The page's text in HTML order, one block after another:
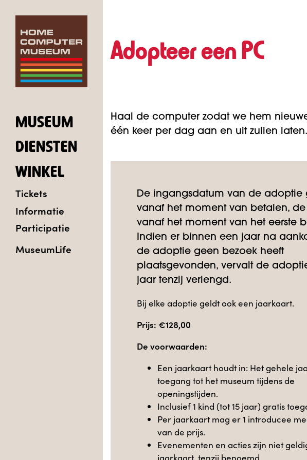
MUSEUM
DIENSTEN
WINKEL
Tickets
Informatie
Participatie
MuseumLife
Adopteer een PC
Haal de computer zodat we hem
één keer per dag aan en uit zullen laten.
De ingangsdatum van de adoptie
vanaf het moment van betalen,
vanaf het moment van het eerste
Indien er binnen een jaar na
de adoptie geen bezoek heeft
plaatsgevonden, vervalt de
jaar tenzij verlengd.
Bij elke adoptie geldt ook een jaarkaart.
Prijs: €128,00
De voorwaarden:
Een jaarkaart houdt in: Het gehele
toegang tot het museum tijdens de
openingstijden.
Inclusief 1 kind (tot 15 jaar) gratis
Per jaarkaart mag er 1 introducee
van de prijs.
Evenementen en acties zijn niet
jaarkaart, tenzij benoemd.